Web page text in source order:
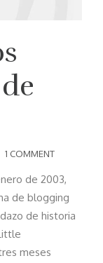
1 COMMENT
de 2003,
de blogging
de historia
meses